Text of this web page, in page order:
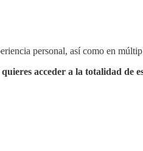
personal, así como en
quieres acceder a la totalidad de